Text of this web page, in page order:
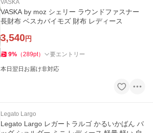
VASKA
VASKA by moz シェリー ラウンドファスナー
長財布 ベスカバイモズ 財布 レディース
3,540円
9% （289pt） 要エントリー
本日翌日お届け非対応
Legato Largo
Legato Largo レガートラルゴ かるいかばん バ